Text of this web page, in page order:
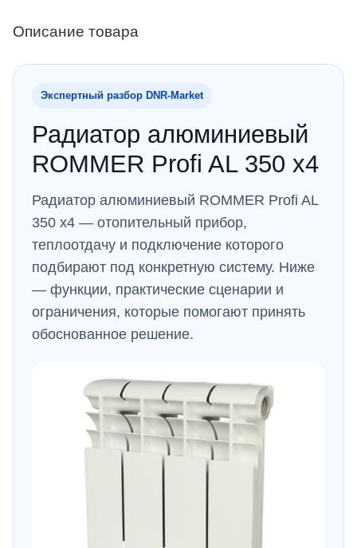
Описание товара
Экспертный разбор DNR‑Market
Радиатор алюминиевый
ROMMER Profi AL 350 x4
Радиатор алюминиевый ROMMER Profi AL
350 x4 — отопительный прибор,
теплоотдачу и подключение которого
подбирают под конкретную систему. Ниже
— функции, практические сценарии и
ограничения, которые помогают принять
обоснованное решение.